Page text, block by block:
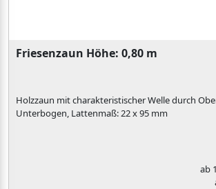
Friesenzaun Höhe: 0,80 m
Holzzaun mit charakteristischer Welle durch
Unterbogen, Lattenmaß: 22 x 95 mm
ab